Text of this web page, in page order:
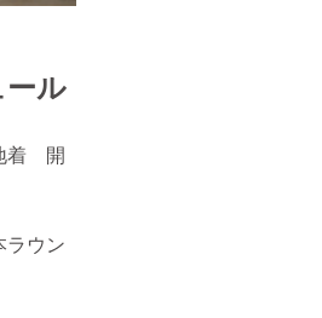
ル
着 開
ラウン